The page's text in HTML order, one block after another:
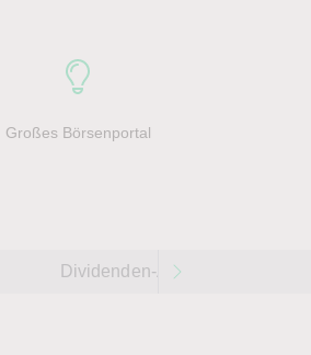
Großes Börsenportal
Dividenden-Aktien weltweit